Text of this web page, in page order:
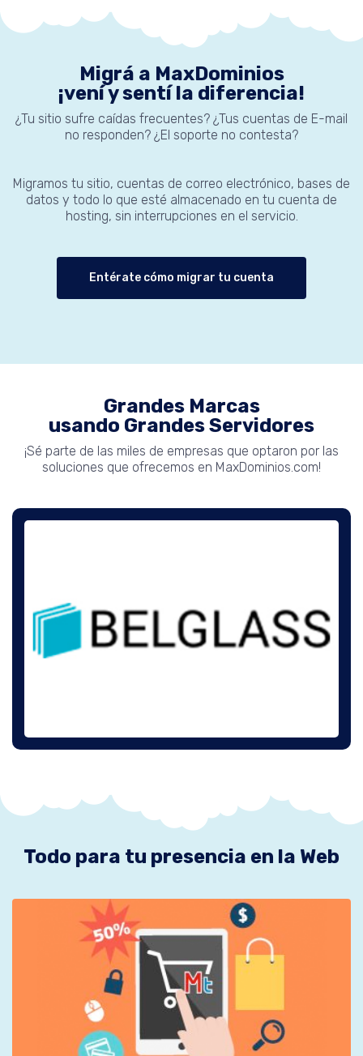
Migrá a MaxDominios
¡vení y sentí la diferencia!
¿Tu sitio sufre caídas frecuentes? ¿Tus cuentas de E-mail
no responden? ¿El soporte no contesta?
Migramos tu sitio, cuentas de correo electrónico, bases de
datos y todo lo que esté almacenado en tu cuenta de
hosting, sin interrupciones en el servicio.
Entérate cómo migrar tu cuenta
Grandes Marcas
usando Grandes Servidores
¡Sé parte de las miles de empresas que optaron por las
soluciones que ofrecemos en MaxDominios.com!
Todo para tu presencia en la Web